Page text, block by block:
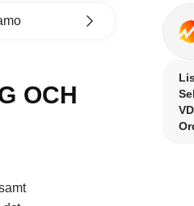
OCH
VD